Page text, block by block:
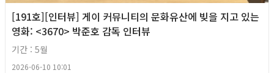
[191호][인터뷰] 게이 커뮤니티의 문화유산에 빚을 지고 있는
영화: <3670> 박준호 감독 인터뷰
기간 : 5월
2026-06-10 10:01